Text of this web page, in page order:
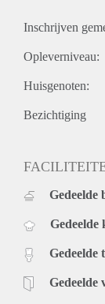
Inschrijven
Opleverniveau:
Huisgenoten:
Bezichtiging
Gedeelde
Gedeelde
Gedeelde
Gedeelde